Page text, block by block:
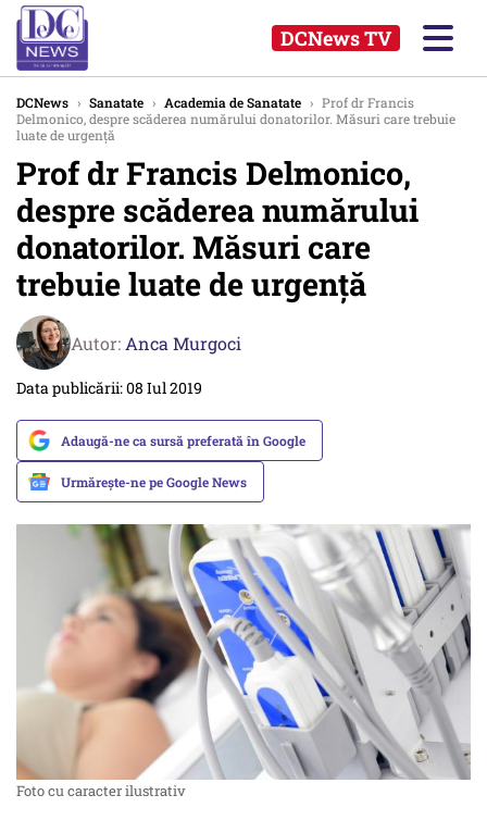
DCNews TV
DCNews › Sanatate › Academia de Sanatate › Prof dr Francis
Delmonico, despre scăderea numărului donatorilor. Măsuri care trebuie
luate de urgență
Prof dr Francis Delmonico,
despre scăderea numărului
donatorilor. Măsuri care
trebuie luate de urgență
Autor: Anca Murgoci
Data publicării: 08 Iul 2019
Adaugă-ne ca sursă preferată în Google
Urmărește-ne pe Google News
Foto cu caracter ilustrativ